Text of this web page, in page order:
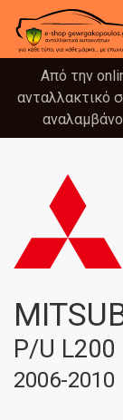
Από την
ανταλλακτικό
P/U L200
2006-2010